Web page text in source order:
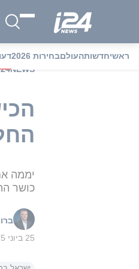
ראשיחדשותהעולםבחירות 2026
יממה
כושר
25 ביוני 2025, 13:10